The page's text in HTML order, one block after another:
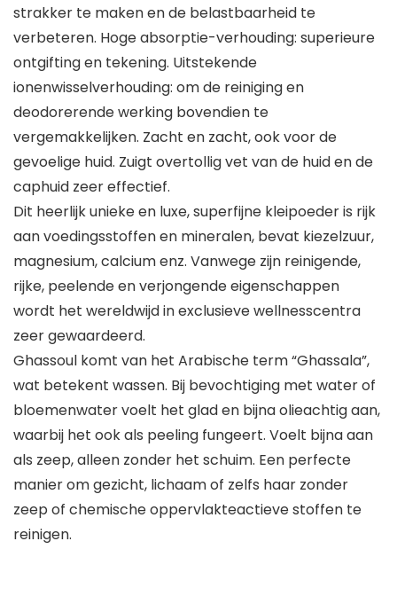
strakker te maken en de belastbaarheid te
verbeteren. Hoge absorptie-verhouding: superieure
ontgifting en tekening. Uitstekende
ionenwisselverhouding: om de reiniging en
deodorerende werking bovendien te
vergemakkelijken. Zacht en zacht, ook voor de
gevoelige huid. Zuigt overtollig vet van de huid en de
caphuid zeer effectief.
Dit heerlijk unieke en luxe, superfijne kleipoeder is rijk
aan voedingsstoffen en mineralen, bevat kiezelzuur,
magnesium, calcium enz. Vanwege zijn reinigende,
rijke, peelende en verjongende eigenschappen
wordt het wereldwijd in exclusieve wellnesscentra
zeer gewaardeerd.
Ghassoul komt van het Arabische term “Ghassala”,
wat betekent wassen. Bij bevochtiging met water of
bloemenwater voelt het glad en bijna olieachtig aan,
waarbij het ook als peeling fungeert. Voelt bijna aan
als zeep, alleen zonder het schuim. Een perfecte
manier om gezicht, lichaam of zelfs haar zonder
zeep of chemische oppervlakteactieve stoffen te
reinigen.